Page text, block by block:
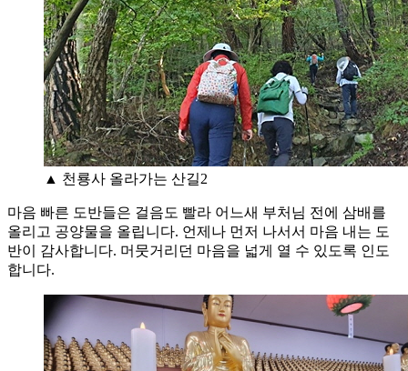
▲ 천룡사 올라가는 산길2
마음 빠른 도반들은 걸음도 빨라 어느새 부처님 전에 삼배를
올리고 공양물을 올립니다. 언제나 먼저 나서서 마음 내는 도
반이 감사합니다. 머뭇거리던 마음을 넓게 열 수 있도록 인도
합니다.